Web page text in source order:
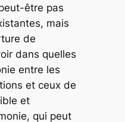
être pas
mais
de
dans quelles
entre les
et ceux de
et
qui peut